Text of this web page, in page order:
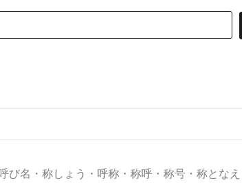
名・称しょう・呼称・称呼・称号・称となえ